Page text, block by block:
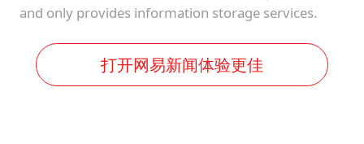
and only provides information storage services.
打开网易新闻体验更佳